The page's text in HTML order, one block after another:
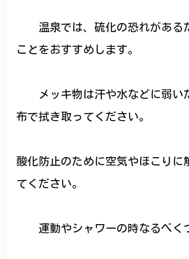
温泉では、硫化の恐れがある
ことをおすすめします。
メッキ物は汗や水などに弱い
布で拭き取ってください。
酸化防止のために空気やほこりに
てください。
運動やシャワーの時なるべくつ